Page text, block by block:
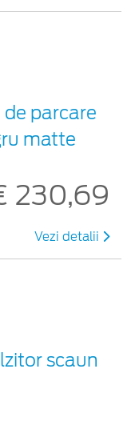
parcare
matte
230,69
Vezi detalii
scaun